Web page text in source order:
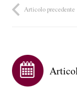
Articolo precedente